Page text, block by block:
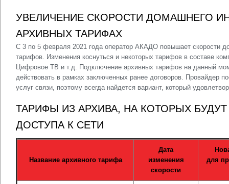
УВЕЛИЧЕНИЕ СКОРОСТИ ДОМАШНЕГО
АРХИВНЫХ ТАРИФАХ
С 3 по 5 февраля 2021 года оператор АКАДО повышает скорости
тарифов. Изменения коснуться и некоторых тарифов в составе
Цифровое ТВ и т.д. Подключение архивных тарифов на данный
действовать в рамках заключенных ранее договоров. Провайдер
услуг связи, поэтому всегда найдется вариант, который
ТАРИФЫ ИЗ АРХИВА, НА КОТОРЫХ
ДОСТУПА К СЕТИ
Название архивного тарифа
Дата
изменения
скорости
для